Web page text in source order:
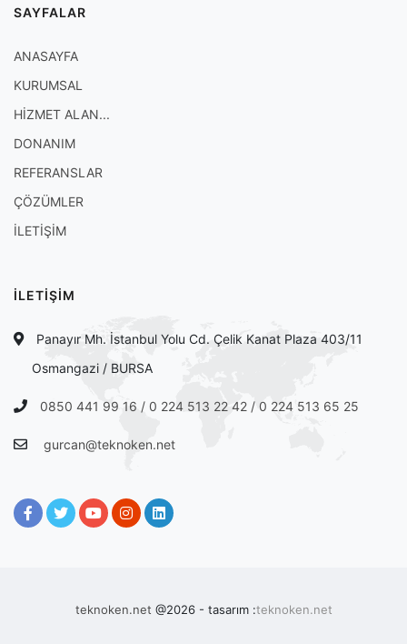
SAYFALAR
ANASAYFA
KURUMSAL
HİZMET ALAN...
DONANIM
REFERANSLAR
ÇÖZÜMLER
İLETİŞİM
İLETİŞİM
Panayır Mh. İstanbul Yolu Cd. Çelik Kanat Plaza 403/11
Osmangazi / BURSA
0850 441 99 16 / 0 224 513 22 42 / 0 224 513 65 25
gurcan@teknoken.net
teknoken.net @2026 - tasarım :teknoken.net